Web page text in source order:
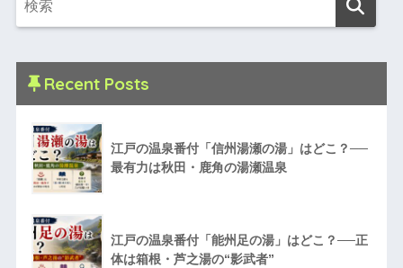
Recent Posts
江戸の温泉番付「信州湯瀬の湯」はどこ？──
最有力は秋田・鹿角の湯瀬温泉
江戸の温泉番付「能州足の湯」はどこ？──正
体は箱根・芦之湯の“影武者”